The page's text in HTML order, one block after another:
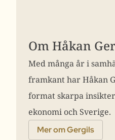
Om Håkan
Med många år i
framkant har Håkan
format skarpa
ekonomi och Sverige.
Mer om Gergils